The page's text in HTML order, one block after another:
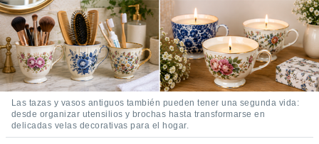
Las tazas y vasos antiguos también pueden tener una segunda vida:
desde organizar utensilios y brochas hasta transformarse en
delicadas velas decorativas para el hogar.